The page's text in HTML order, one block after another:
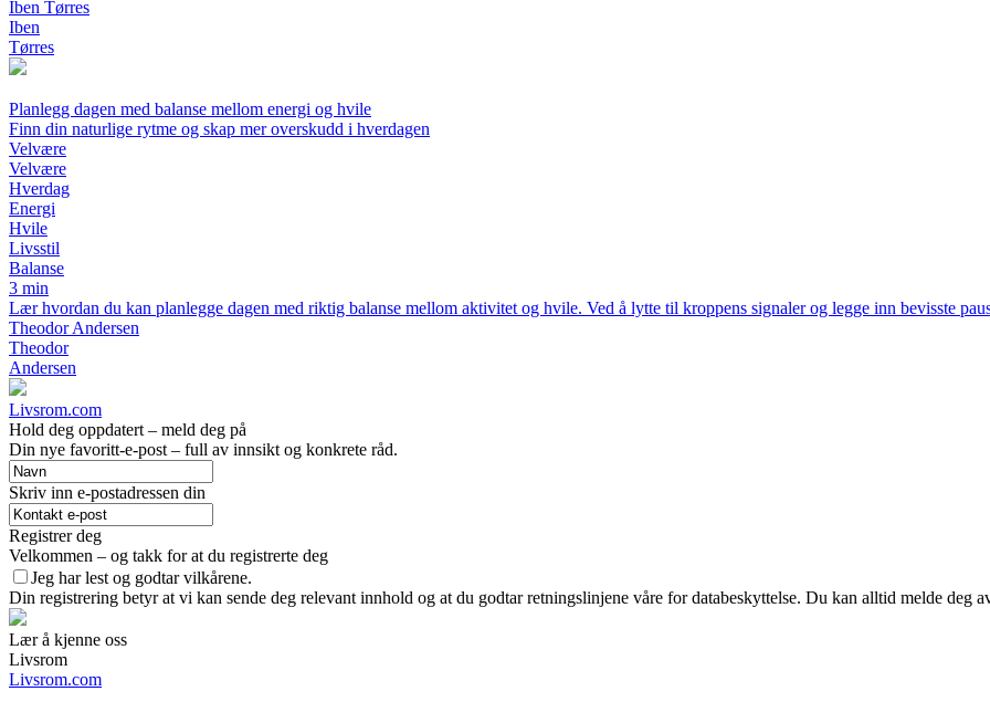
Iben Tørres
Iben
Tørres
Planlegg dagen med balanse mellom energi og hvile
Finn din naturlige rytme og skap mer overskudd i hverdagen
Velvære
Velvære
Hverdag
Energi
Hvile
Livsstil
Balanse
3 min
Lær hvordan du kan planlegge dagen med riktig balanse mellom aktivitet og hvile. Ved å lytte til kroppens signaler og legge inn bevisste
Theodor Andersen
Theodor
Andersen
Livsrom.com
Hold deg oppdatert – meld deg på
Din nye favoritt-e-post – full av innsikt og konkrete råd.
Skriv inn e-postadressen din
Registrer deg
Velkommen – og takk for at du registrerte deg
Jeg har lest og godtar vilkårene.
Din registrering betyr at vi kan sende deg relevant innhold og at du godtar retningslinjene våre for databeskyttelse. Du kan alltid melde deg
Lær å kjenne oss
Livsrom
Livsrom.com